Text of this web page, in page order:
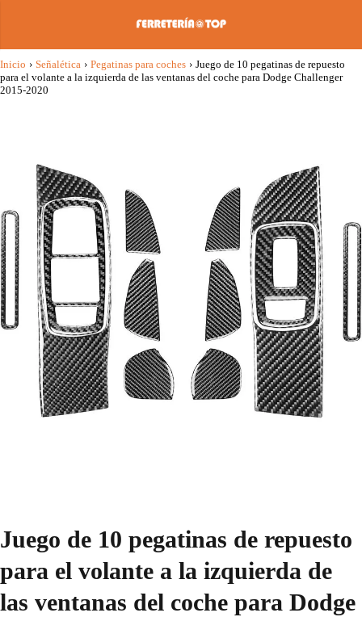
Inicio › Señalética › Pegatinas para coches › Juego de 10 pegatinas de repuesto
para el volante a la izquierda de las ventanas del coche para Dodge Challenger
2015-2020
Juego de 10 pegatinas de repuesto
para el volante a la izquierda de
las ventanas del coche para Dodge